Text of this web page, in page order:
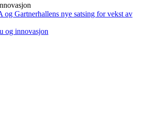
Gartnerhallens nye satsing for vekst av
og innovasjon